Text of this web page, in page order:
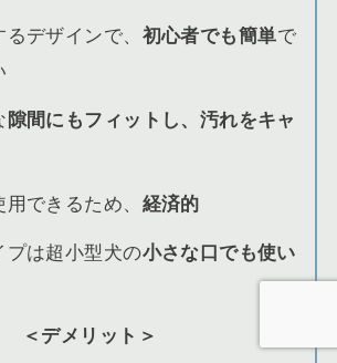
デザインで、 初心者でも簡単で
隙間にもフィットし、汚れをキャ
できるため、 経済的
プは超小型犬の小さな口でも使い
＜デメリット＞